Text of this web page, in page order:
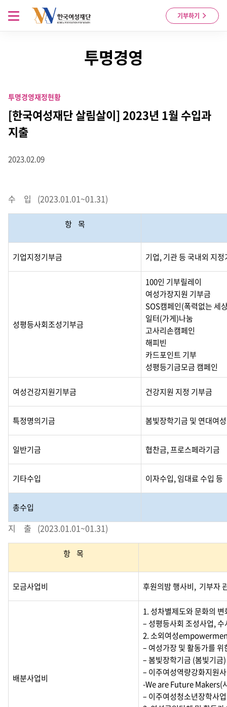
Skip to content
기부하기
메뉴 열기
투명경영
투명경영재정현황
[한국여성재단 살림살이] 2023년 1월 수입과
지출
2023.02.09
수 입 (2023.01.01~01.31)
항 목
기업지정기부금 기업, 기관 등 국내외 지
성평등사회조성기부금
100인 기부릴레이
여성가장지원 기부금
SOS캠페인(폭력없는 세
일터(가게)나눔
고사리손캠페인
해피빈
카드포인트 기부
성평등기금모금 캠페인
여성건강지원기부금 건강지원 지정 기부금
특정명의기금 봄빛장학기금 및 연대여
일반기금 협찬금, 프로스페라기금
기타수입 이자수입, 임대료 수입 등
총수입
지 출 (2023.01.01~01.31)
항 목
모금사업비 후원의밤 행사비, 기부자
배분사업비
1. 성차별제도와 문화의
– 성평등사회 조성사업,
2. 소외여성
– 여성가장 및 활동가를
– 봄빛장학기금 (봄빛기금)
– 이주여성역량강화지원
-We are Future Makers(
– 이주여성청소년장학사